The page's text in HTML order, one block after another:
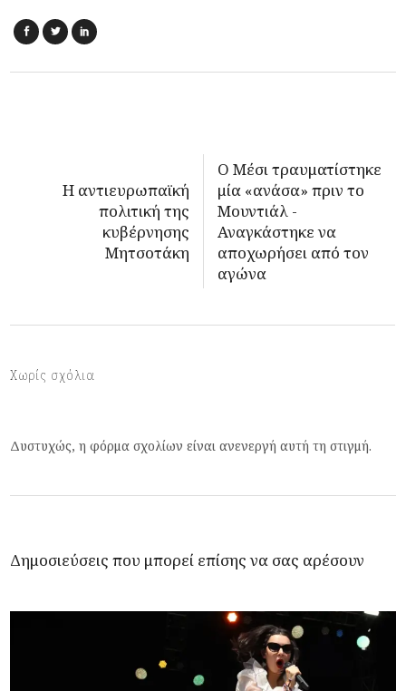
Η αντιευρωπαϊκή
πολιτική της
κυβέρνησης
Μητσοτάκη
Ο Μέσι τραυματίστηκε
μία «ανάσα» πριν το
Μουντιάλ -
Αναγκάστηκε να
αποχωρήσει από τον
αγώνα
Χωρίς σχόλια
Δυστυχώς, η φόρμα σχολίων είναι ανενεργή αυτή τη στιγμή.
Δημοσιεύσεις που μπορεί επίσης να σας αρέσουν